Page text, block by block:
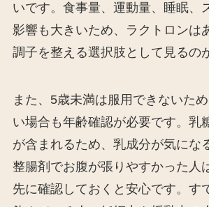
いです。食事量、運動量、睡眠、
影響も大きいため、ラクトロンは
調子を整える選択肢として見るの
また、5歳未満は服用できないた
い場合も年齢確認が必要です。乳
が含まれるため、乳成分が気にな
整腸剤でお腹が張りやすかった人
先に確認しておくと安心です。す